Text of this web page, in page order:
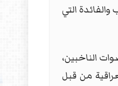
التي
الناخبين،
من قبل